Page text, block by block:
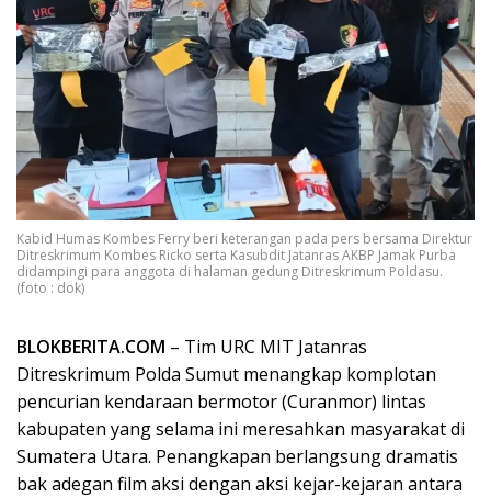
Kabid Humas Kombes Ferry beri keterangan pada pers bersama Direktur
Ditreskrimum Kombes Ricko serta Kasubdit Jatanras AKBP Jamak Purba
didampingi para anggota di halaman gedung Ditreskrimum Poldasu.
(foto : dok)
BLOKBERITA.COM – Tim URC MIT Jatanras
Ditreskrimum Polda Sumut menangkap komplotan
pencurian kendaraan bermotor (Curanmor) lintas
kabupaten yang selama ini meresahkan masyarakat di
Sumatera Utara. Penangkapan berlangsung dramatis
bak adegan film aksi dengan aksi kejar-kejaran antara